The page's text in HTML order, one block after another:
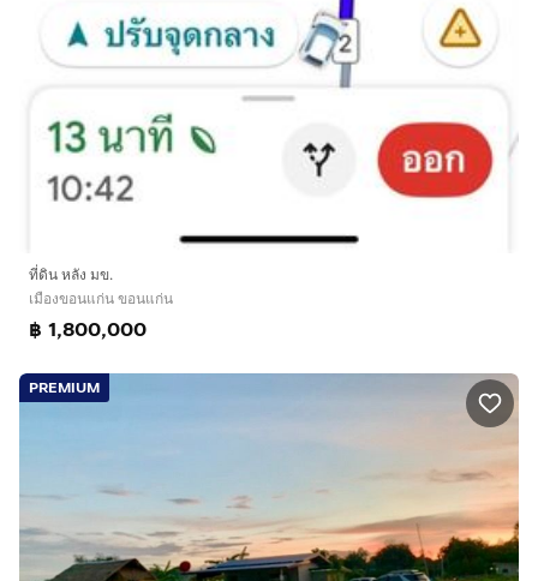
ที่ดิน หลัง มข.
เมืองขอนแก่น ขอนแก่น
฿ 1,800,000
PREMIUM